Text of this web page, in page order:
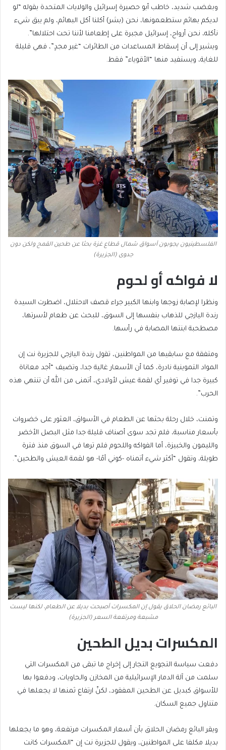
وبغضب شديد، خاطب أبو حصيرة إسرائيل والولايات المتحدة بقوله “لو
لديكم بهائم ستطعمونها، نحن (بشر) أكلنا أكل البهائم، ولم يبق شيء
نأكله، نحن أرواح، إسرائيل مجبرة على إطعامنا لأننا تحت احتلالها”.
ويشير إلى أن إسقاط المساعدات من الطائرات “غير مجدٍ”، فهي قليلة
للغاية، ويستفيد منها “الأقوياء” فقط.
الفلسطينيون يجوبون أسواق شمال قطاع غزة بحثا عن طحين القمح ولكن دون
جدوى (الجزيرة)
لا فواكه أو لحوم
ونظرا لإصابة زوجها وابنها الكبير جراء قصف الاحتلال، اضطرت السيدة
رندة اليازجي للذهاب بنفسها إلى السوق، للبحث عن طعام لأسرتها،
مصطحبة ابنتها المصابة في رأسها.
ومتفقة مع سابقيها من المواطنين، تقول رندة اليازجي للجزيرة نت إن
المواد التموينية نادرة، كما أن الأسعار غالية جدا، وتضيف “أجد معاناة
كبيرة جدا في توفير أي لقمة عيش لأولادي، أتمنى من الله أن تنتهي هذه
الحرب”.
وتمنت، خلال رحلة بحثها عن الطعام في الأسواق، العثور على خضروات
بأسعار مناسبة، فلم تجد سوى أصناف قليلة جدا مثل البصل الأخضر
والليمون والخبيزة، أما الفواكه واللحوم فلم ترها في السوق منذ فترة
طويلة، وتقول “أكثر شيء أتمناه -كوني أمًا- هو لقمة العيش والطحين”.
البائع رمضان الحلاق يقول إن المكسرات أصبحت بديلا عن الطعام، لكنها ليست
مشبعة ومرتفعة السعر (الجزيرة)
المكسرات بديل الطحين
دفعت سياسة التجويع التجار إلى إخراج ما تبقى من المكسرات التي
سلمت من آلة الدمار الإسرائيلية من المخازن والحاويات، ودفعوا بها
للأسواق كبديل عن الطحين المفقود، لكنّ ارتفاع ثمنها لا يجعلها في
متناول جميع السكان.
ويقر البائع رمضان الحلاق بأن أسعار المكسرات مرتفعة، وهو ما يجعلها
بديلا مكلفا على المواطنين، ويقول للجزيرة نت إن “المكسرات كانت